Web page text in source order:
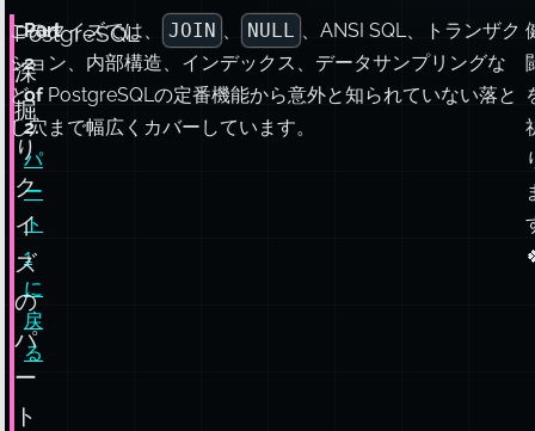
Part
2
of
2.
パ
ー
ト
1
に
戻
る
PostgreSQL
深
掘
り
ク
イ
ズ
の
パ
ー
ト
このクイズでは、 JOIN 、 NULL 、ANSI SQL、トランザク
ション、内部構造、インデックス、データサンプリングな
ど、PostgreSQLの定番機能から意外と知られていない落と
し穴まで幅広くカバーしています。